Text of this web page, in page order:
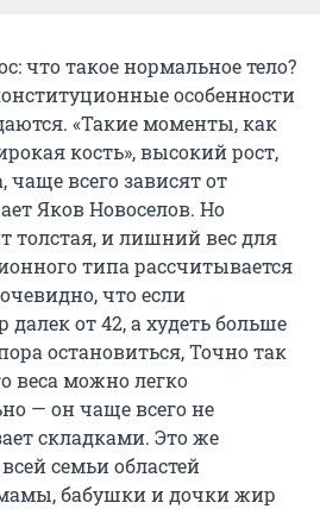
что такое нормальное тело?
особенности
«Такие моменты, как
кость», высокий рост,
чаще всего зависят от
Яков Новоселов. Но
толстая, и лишний вес для
типа рассчитывается
что если
от 42, а худеть больше
остановиться, Точно так
веса можно легко
— он чаще всего не
складками. Это же
семьи областей
бабушки и дочки жир